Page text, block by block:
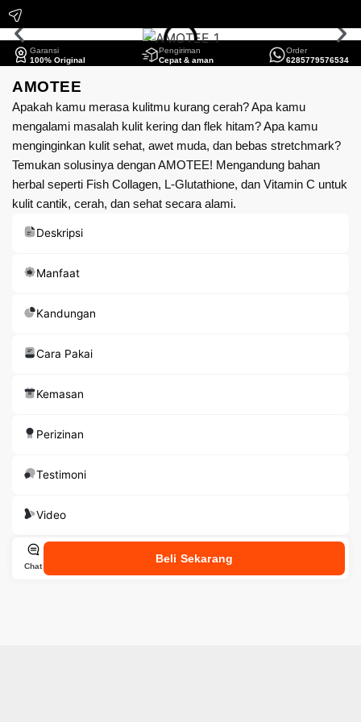
Garansi
100% Original
Pengiriman
Cepat & aman
Order
6285779576534
AMOTEE
Apakah kamu merasa kulitmu kurang cerah? Apa kamu
mengalami masalah kulit kering dan flek hitam? Apa kamu
menginginkan kulit sehat, awet muda, dan bebas stretchmark?
Temukan solusinya dengan AMOTEE! Mengandung bahan
herbal seperti Fish Collagen, L-Glutathione, dan Vitamin C untuk
kulit cantik, cerah, dan sehat secara alami.
Deskripsi
Manfaat
Kandungan
Cara Pakai
Kemasan
Perizinan
Testimoni
Video
Chat
Beli Sekarang